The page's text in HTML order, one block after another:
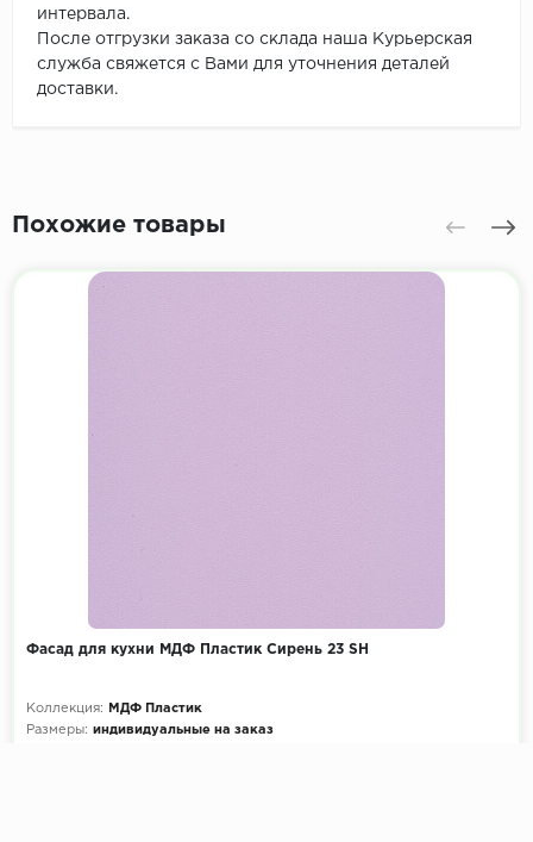
интервала.
После отгрузки заказа со склада наша Курьерская
служба свяжется с Вами для уточнения деталей
доставки.
Похожие товары
Фасад для кухни МДФ Пластик Сирень 23 SH
Коллекция:
МДФ Пластик
Размеры: индивидуальные на заказ